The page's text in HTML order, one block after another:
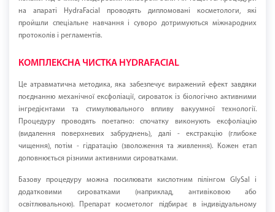
на апараті HydraFacial проводять дипломовані косметологи, які
пройшли спеціальне навчання і суворо дотримуються міжнародних
протоколів і регламентів.
КОМПЛЕКСНА ЧИСТКА HYDRAFACIAL
Це атравматична методика, яка забезпечує виражений ефект завдяки
поєднанню механічної ексфоліації, сироваток із біологічно активними
інгредієнтами та стимулювального впливу вакуумної технології.
Процедуру проводять поетапно: спочатку виконують ексфоліацію
(видалення поверхневих забруднень), далі - екстракцію (глибоке
чищення), потім - гідратацію (зволоження та живлення). Кожен етап
доповнюється різними активними сироватками.
Базову процедуру можна посилювати кислотним пілінгом GlySal і
додатковими сироватками (наприклад, антивіковою або
освітлювальною). Препарат косметолог підбирає в індивідуальному